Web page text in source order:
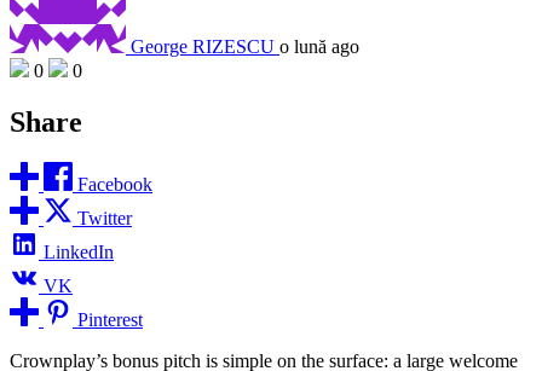
George RIZESCU o lună ago
0
0
Share
Facebook
Twitter
LinkedIn
VK
Pinterest
Crownplay’s bonus pitch is simple on the surface: a large welcome